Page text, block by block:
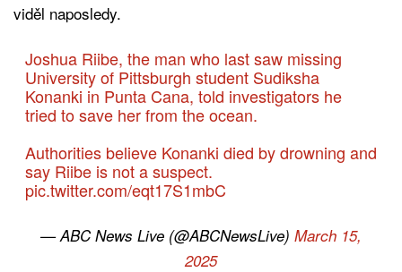
viděl naposledy.
Joshua Riibe, the man who last saw missing
University of Pittsburgh student Sudiksha
Konanki in Punta Cana, told investigators he
tried to save her from the ocean.
Authorities believe Konanki died by drowning and
say Riibe is not a suspect.
pic.twitter.com/eqt17S1mbC
— ABC News Live (@ABCNewsLive) March 15,
2025